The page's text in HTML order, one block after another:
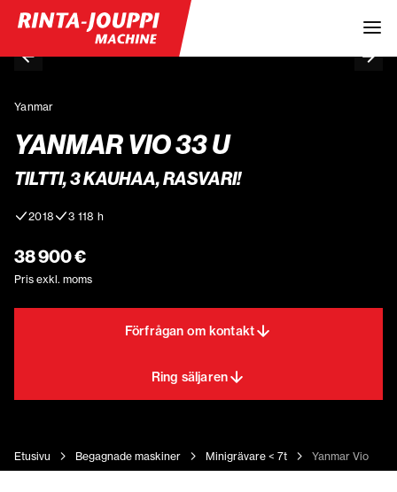
Yanmar
YANMAR VIO 33 U
TILTTI, 3 KAUHAA, RASVARI!
2018 3 118 h
38 900 €
Pris exkl. moms
Förfrågan om kontakt
Ring säljaren
Etusivu Begagnade maskiner Minigrävare < 7t Yanmar Vio 33 U